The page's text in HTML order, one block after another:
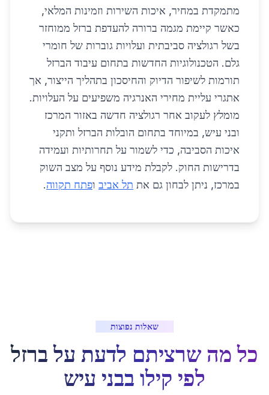
מתמקדת במחיר, איכות השירות וזמינות המלאי,
כאשר קיימת מגמה ברורה להעדפת ברזל ממוחזר
בשל רגולציה סביבתית ועלויות גוברות של חומרי
גלם. הטכנולוגיות החדשות בתחום עיבוד הברזל
תורמות לשיפור הדיוק והחיסכון בתהליך הייצור, אך
אתגרי עליית מחירי האנרגיה משפיעים על העלויות.
מומלץ לעקוב אחר רגולציה חדשה באזור המרכז
ובני עיש, במיוחד בתחום הובלות הברזל ותקני
איכות הסביבה, כדי לשמור על תחרותיות ועמידה
בדרישות החוק. לקבלת מידע נוסף על מצב השוק
במרכז, ניתן לבחון גם את תל אביב ופתח תקווה.
שאלות נפוצות
כל מה שרציתם לדעת על ברזל
לפי קילו בבני עיש